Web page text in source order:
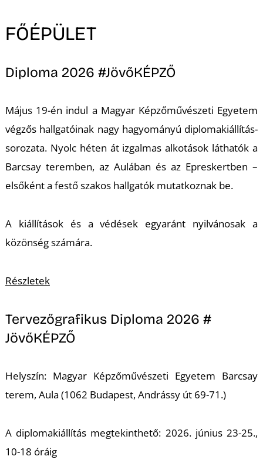
FŐÉPÜLET
Diploma 2026 #JövőKÉPZŐ
Május 19-én indul a Magyar Képzőművészeti Egyetem
végzős hallgatóinak nagy hagyományú diplomakiállítás-
sorozata. Nyolc héten át izgalmas alkotások láthatók a
Barcsay teremben, az Aulában és az Epreskertben –
elsőként a festő szakos hallgatók mutatkoznak be.
A kiállítások és a védések egyaránt nyilvánosak a
közönség számára.
Részletek
Tervezőgrafikus Diploma 2026 #
JövőKÉPZŐ
Helyszín: Magyar Képzőművészeti Egyetem Barcsay
terem, Aula (1062 Budapest, Andrássy út 69-71.)
A diplomakiállítás megtekinthető: 2026. június 23-25.,
10-18 óráig